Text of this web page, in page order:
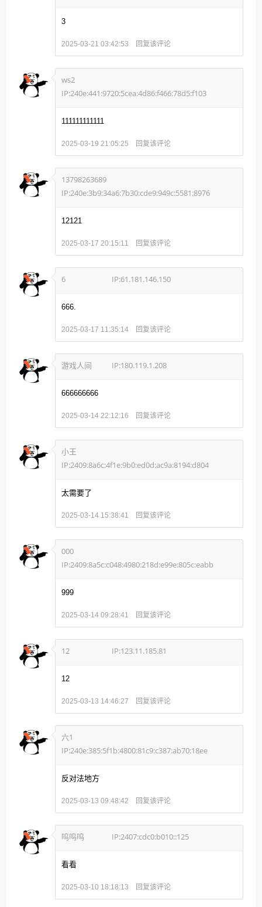
3
2025-03-21 03:42:53 回复该评论
ws2
IP:240e:441:9720:5cea:4d86:f466:78d5:f103
111111111111
2025-03-19 21:05:25 回复该评论
13798263689
IP:240e:3b9:34a6:7b30:cde9:949c:5581:8976
12121
2025-03-17 20:15:11 回复该评论
6 IP:61.181.146.150
666.
2025-03-17 11:35:14 回复该评论
游戏人间 IP:180.119.1.208
666666666
2025-03-14 22:12:16 回复该评论
小王
IP:2409:8a6c:4f1e:9b0:ed0d:ac9a:8194:d804
太需要了
2025-03-14 15:38:41 回复该评论
000
IP:2409:8a5c:c048:4980:218d:e99e:805c:eabb
999
2025-03-14 09:28:41 回复该评论
12 IP:123.11.185.81
12
2025-03-13 14:46:27 回复该评论
六1
IP:240e:385:5f1b:4800:81c9:c387:ab70:18ee
反对法地方
2025-03-13 09:48:42 回复该评论
呜呜呜 IP:2407:cdc0:b010::125
看看
2025-03-10 18:18:13 回复该评论